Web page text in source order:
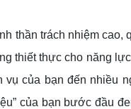
thần trách nhiệm
thiết thực cho năng
vụ của bạn đến nhiều
của bạn bước đầu